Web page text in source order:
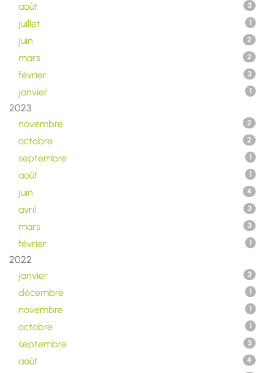
août 3
juillet 1
juin 2
mars 2
février 3
janvier 1
2023
novembre
2
octobre 2
septembre 1
août 1
juin 4
avril 3
mars 3
février 1
2022
janvier
3
décembre 1
novembre 1
octobre 1
septembre 3
août 4